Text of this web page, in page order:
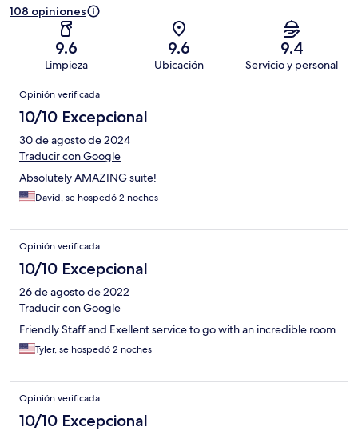
108 opiniones
9.6
Limpieza
9.6
Ubicación
9.4
Servicio y personal
Opiniones
Opinión verificada
10/10 Excepcional
30 de agosto de 2024
Traducir con Google
Absolutely AMAZING suite!
David, se hospedó 2 noches
Opinión verificada
10/10 Excepcional
26 de agosto de 2022
Traducir con Google
Friendly Staff and Exellent service to go with an incredible room
Tyler, se hospedó 2 noches
Opinión verificada
10/10 Excepcional